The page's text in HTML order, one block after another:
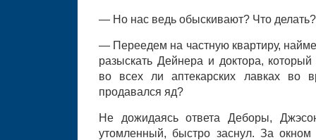
— Но нас ведь обыскивают? Что делать?
— Переедем на частную квартиру,
разыскать Дейнера и доктора,
во всех ли аптекарских лавках во
продавался яд?
Не дожидаясь ответа Деборы,
утомленный, быстро заснул. За